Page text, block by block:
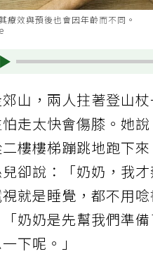
療效與預後也會因年齡而不同。
山，兩人拄著登山
走太快會傷膝。她
樓樓梯蹦跳地跑下
卻說：「奶奶，我才
就是睡覺，都不用
奶奶是先幫我們準
下呢。」